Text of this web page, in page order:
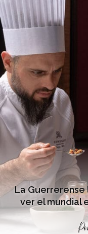
La Guerrerense
ver el mundial